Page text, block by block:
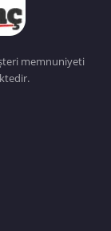
memnuniyeti